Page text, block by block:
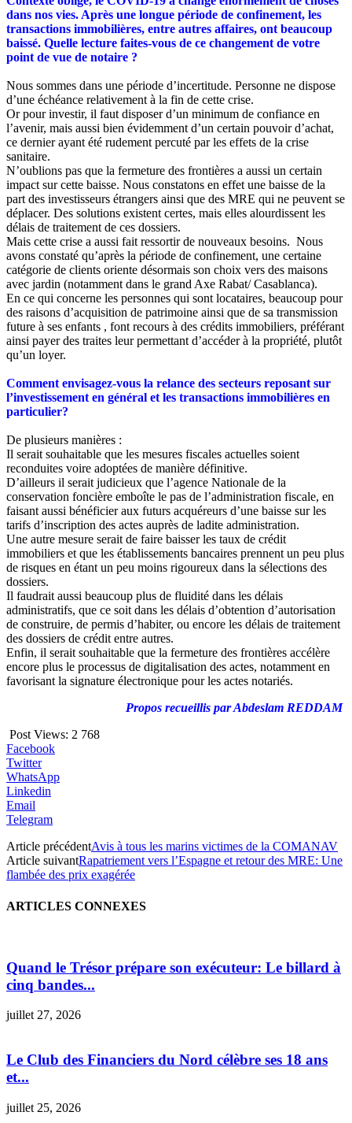
dans nos vies. Après une longue période de confinement, les
transactions immobilières, entre autres affaires, ont beaucoup
baissé. Quelle lecture faites-vous de ce changement de votre
point de vue de notaire ?
Nous sommes dans une période d’incertitude. Personne ne dispose
d’une échéance relativement à la fin de cette crise.
Or pour investir, il faut disposer d’un minimum de confiance en
l’avenir, mais aussi bien évidemment d’un certain pouvoir d’achat,
ce dernier ayant été rudement percuté par les effets de la crise
sanitaire.
N’oublions pas que la fermeture des frontières a aussi un certain
impact sur cette baisse. Nous constatons en effet une baisse de la
part des investisseurs étrangers ainsi que des MRE qui ne peuvent se
déplacer. Des solutions existent certes, mais elles alourdissent les
délais de traitement de ces dossiers.
Mais cette crise a aussi fait ressortir de nouveaux besoins. Nous
avons constaté qu’après la période de confinement, une certaine
catégorie de clients oriente désormais son choix vers des maisons
avec jardin (notamment dans le grand Axe Rabat/ Casablanca).
En ce qui concerne les personnes qui sont locataires, beaucoup pour
des raisons d’acquisition de patrimoine ainsi que de sa transmission
future à ses enfants , font recours à des crédits immobiliers, préférant
ainsi payer des traites leur permettant d’accéder à la propriété, plutôt
qu’un loyer.
Comment envisagez-vous la relance des secteurs reposant sur
l’investissement en général et les transactions immobilières en
particulier?
De plusieurs manières :
Il serait souhaitable que les mesures fiscales actuelles soient
reconduites voire adoptées de manière définitive.
D’ailleurs il serait judicieux que l’agence Nationale de la
conservation foncière emboîte le pas de l’administration fiscale, en
faisant aussi bénéficier aux futurs acquéreurs d’une baisse sur les
tarifs d’inscription des actes auprès de ladite administration.
Une autre mesure serait de faire baisser les taux de crédit
immobiliers et que les établissements bancaires prennent un peu plus
de risques en étant un peu moins rigoureux dans la sélections des
dossiers.
Il faudrait aussi beaucoup plus de fluidité dans les délais
administratifs, que ce soit dans les délais d’obtention d’autorisation
de construire, de permis d’habiter, ou encore les délais de traitement
des dossiers de crédit entre autres.
Enfin, il serait souhaitable que la fermeture des frontières accélère
encore plus le processus de digitalisation des actes, notamment en
favorisant la signature électronique pour les actes notariés.
Propos recueillis par Abdeslam REDDAM
Post Views: 2 768
Facebook
Twitter
WhatsApp
Linkedin
Email
Telegram
Article précédentAvis à tous les marins victimes de la COMANAV
Article suivantRapatriement vers l’Espagne et retour des MRE: Une
flambée des prix exagérée
ARTICLES CONNEXES
Quand le Trésor prépare son exécuteur: Le billard à
cinq bandes...
juillet 27, 2026
Le Club des Financiers du Nord célèbre ses 18 ans
et...
juillet 25, 2026